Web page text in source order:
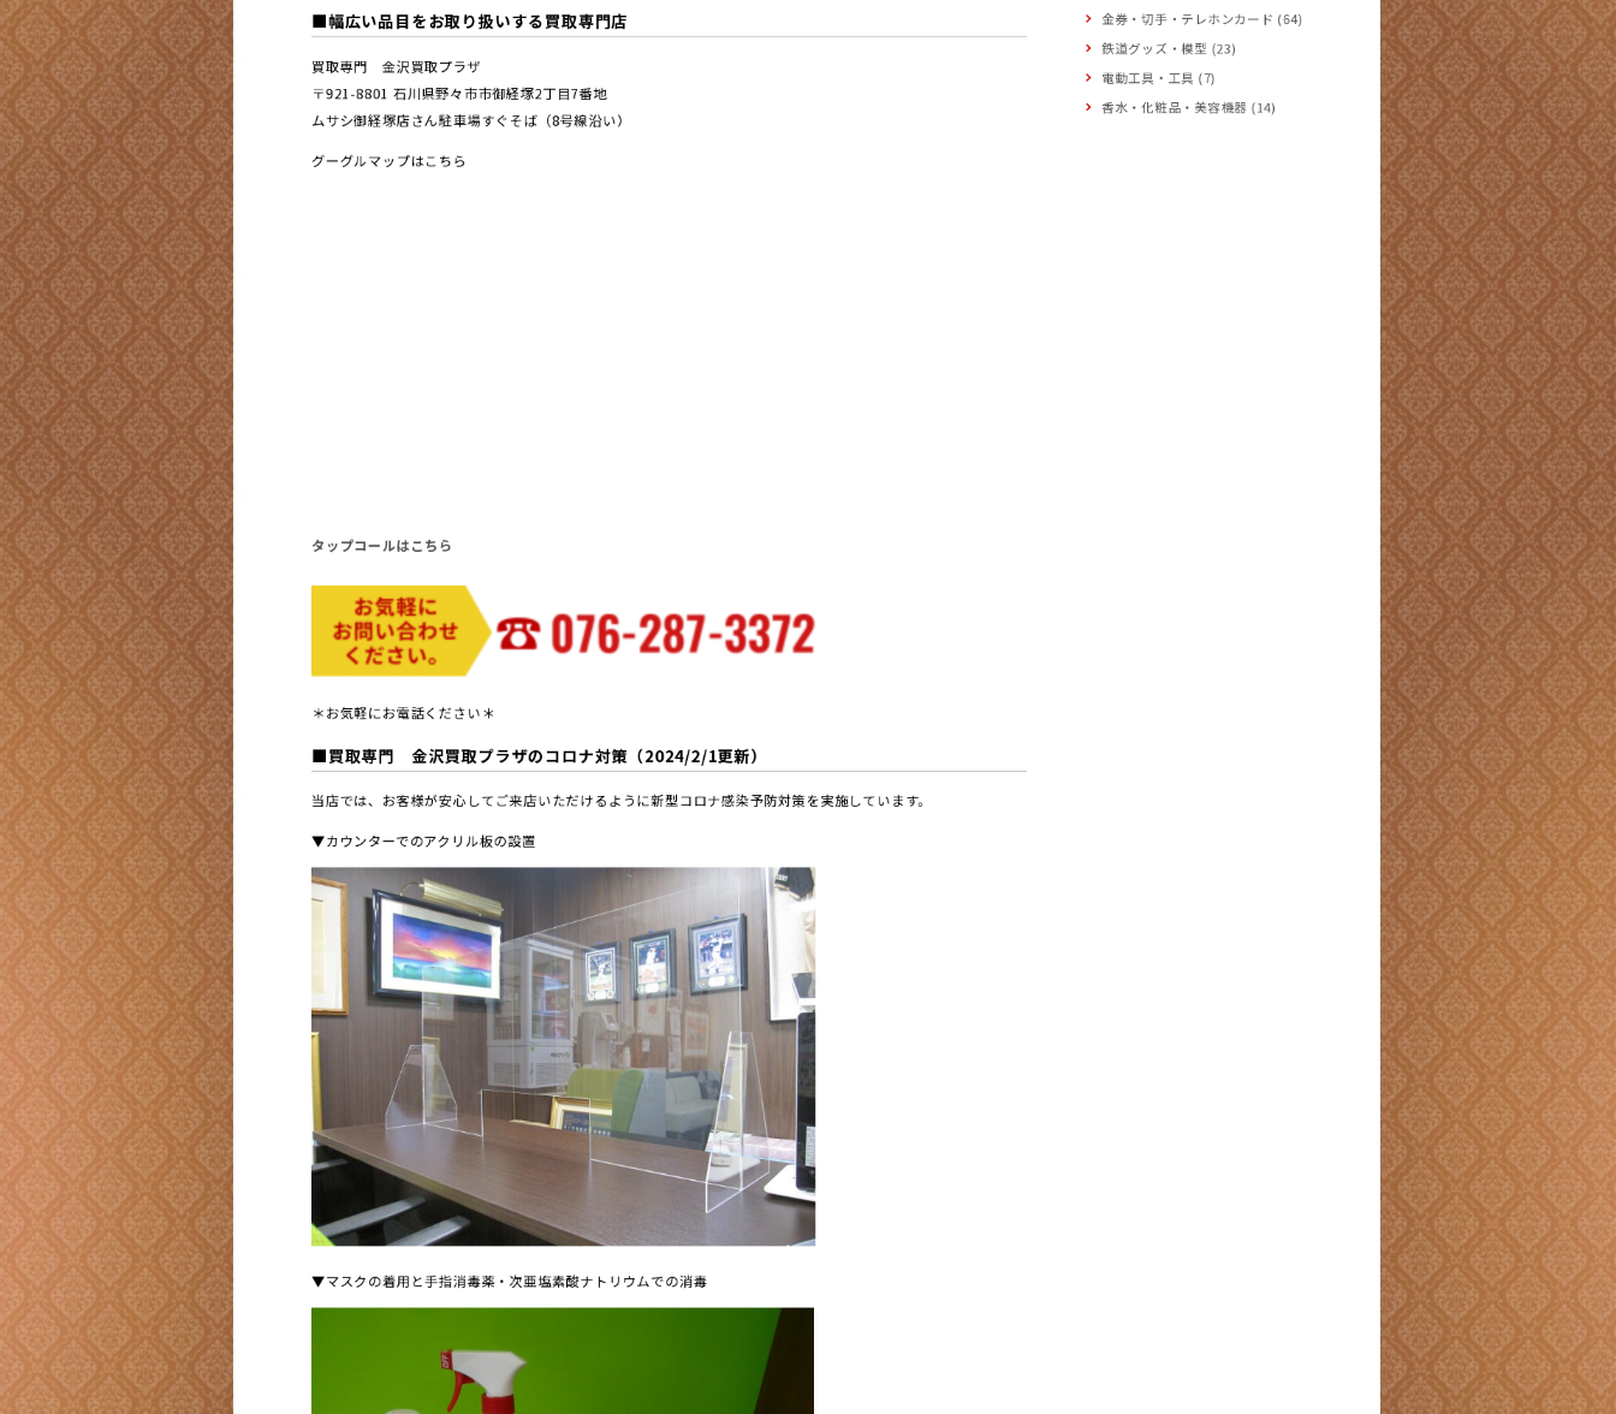
■幅広い品目をお取り扱いする買取専門店
買取専門 金沢買取プラザ
〒921-8801 ⽯川県野々市市御経塚2丁⽬7番地
ムサシ御経塚店さん駐車場すぐそば（8号線沿い）
グーグルマップはこちら
タップコールはこちら
＊お気軽にお電話ください＊
■買取専門 金沢買取プラザのコロナ対策（2024/2/1更新）
当店では、お客様が安心してご来店いただけるように新型コロナ感染予防対策を実施しています。
▼カウンターでのアクリル板の設置
▼マスクの着用と手指消毒薬・次亜塩素酸ナトリウムでの消毒
金券・切手・テレホンカード (64)
鉄道グッズ・模型 (23)
電動工具・工具 (7)
香水・化粧品・美容機器 (14)